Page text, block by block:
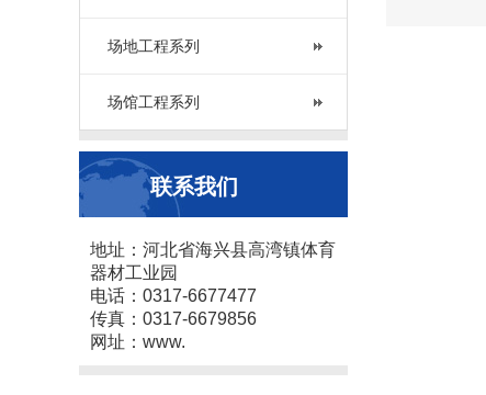
场地工程系列
场馆工程系列
联系我们
地址：河北省海兴县高湾镇体育
器材工业园
电话：0317-6677477
传真：0317-6679856
网址：www.